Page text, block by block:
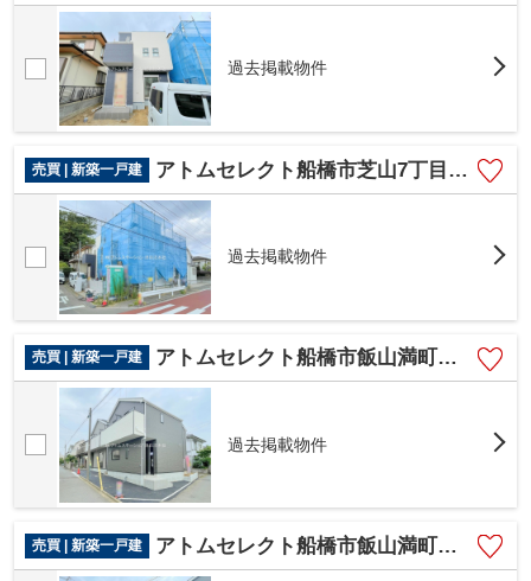
過去掲載物件
売買 | 新築一戸建 アトムセレクト船橋市芝山7丁目（1751-39）A棟
過去掲載物件
売買 | 新築一戸建 アトムセレクト船橋市飯山満町第14 2号棟
過去掲載物件
売買 | 新築一戸建 アトムセレクト船橋市飯山満町第14 １号棟